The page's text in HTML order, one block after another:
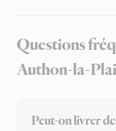
Questions
Authon-la-
Peut-on livrer